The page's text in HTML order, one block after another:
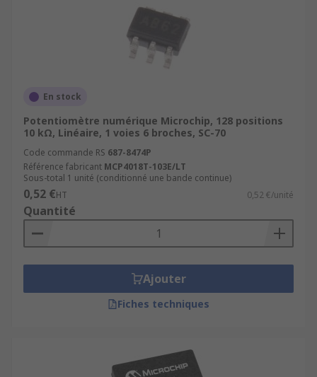
En stock
Potentiomètre numérique Microchip, 128 positions
10 kΩ, Linéaire, 1 voies 6 broches, SC-70
Code commande RS 687-8474P
Référence fabricant MCP4018T-103E/LT
Sous-total 1 unité (conditionné une bande continue)
0,52 €HT 0,52 €/unité
Quantité
Ajouter
Fiches techniques